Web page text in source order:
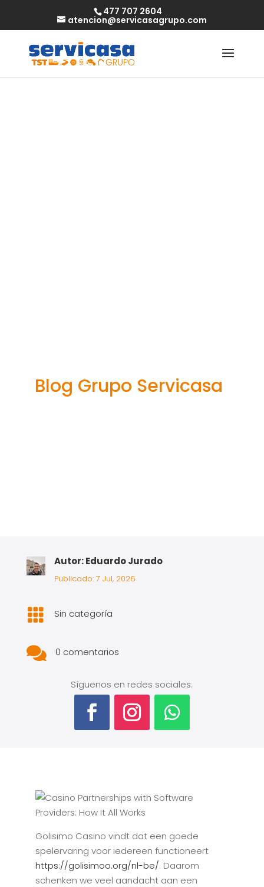
477 707 2604
atencion@servicasagrupo.com
Blog Grupo Servicasa
Autor: Eduardo Jurado
Publicado: 7 Jul, 2026
 Sin categoría
 0 comentarios
Síguenos en redes sociales:
Golisimo Casino vindt dat een goede
spelervaring voor iedereen functioneert
https://golisimoo.org/nl-be/. Daarom
schenken we veel aandacht aan een